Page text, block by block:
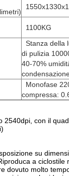
1100KG
Stanza della
di pulizia
40-70%
Monofase
compressa:
2540dpi, con il
su
a ciclostile
dovuto molto